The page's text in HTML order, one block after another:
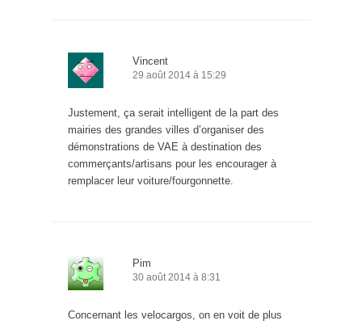
Vincent
29 août 2014 à 15:29
Justement, ça serait intelligent de la part des
mairies des grandes villes d’organiser des
démonstrations de VAE à destination des
commerçants/artisans pour les encourager à
remplacer leur voiture/fourgonnette.
Pim
30 août 2014 à 8:31
Concernant les velocargos, on en voit de plus